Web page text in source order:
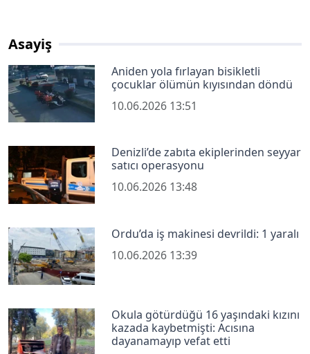
Asayiş
Aniden yola fırlayan bisikletli
çocuklar ölümün kıyısından döndü
10.06.2026 13:51
Denizli’de zabıta ekiplerinden seyyar
satıcı operasyonu
10.06.2026 13:48
Ordu’da iş makinesi devrildi: 1 yaralı
10.06.2026 13:39
Okula götürdüğü 16 yaşındaki kızını
kazada kaybetmişti: Acısına
dayanamayıp vefat etti